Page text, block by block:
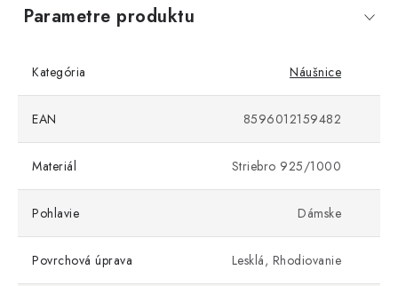
Parametre produktu
Kategória Náušnice
EAN 8596012159482
Materiál Striebro 925/1000
Pohlavie Dámske
Povrchová úprava Lesklá, Rhodiovanie